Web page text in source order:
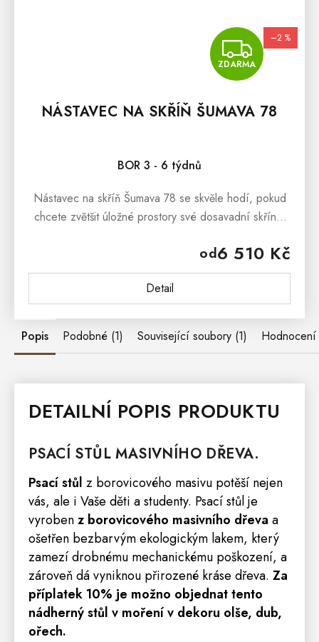
ZDARMA
–2 %
NÁSTAVEC NA SKŘÍŇ ŠUMAVA 78
BOR 3 - 6 týdnů
od6 510 Kč
Detail
Nástavec na skříň Šumava 78 se skvěle hodí, pokud
chcete zvětšit úložné prostory své dosavadní skříně.
řady Šumava nebo...
Popis Podobné (1) Související soubory (1) Hodnocení
DETAILNÍ POPIS PRODUKTU
PSACÍ STŮL MASIVNÍHO DŘEVA.
Psacístůl z borovicového masivu potěší nejen
vás, ale i Vaše děti a studenty. Psací stůl je
vyrobenz borovicového masivního dřeva a
ošetřen bezbarvým ekologickým lakem, který
zamezí drobnému mechanickému poškození, a
zároveň dá vyniknou přirozené kráse dřeva. Za
příplatek 10% je možno objednat tento
nádherný stůl v moření v dekoru olše, dub,
ořech.